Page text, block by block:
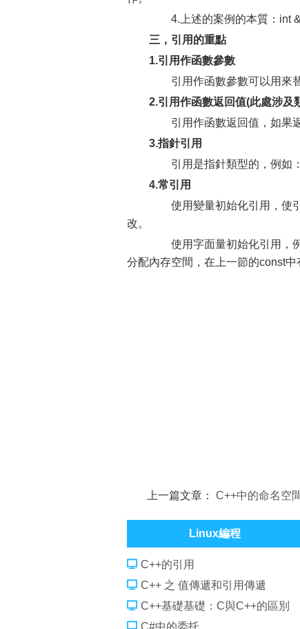
4.上述的案例的本質：int
三，引用的重點
1.引用作函數參數
引用作函數參數可以用來替
2.引用作函數返回值(此處涉及
引用作函數返回值，如果返
3.指針引用
引用是指針類型的，例如：
4.常引用
使用變量初始化引用，使引
改。
使用字面量初始化引用，例
分配內存空間，在上一節的const中
上一篇文章：C++中的命名空
Linux編程
C++的引用
C++ 之 值傳遞和引用傳遞
C++基礎基礎：C與C++的區別
C#中的委托